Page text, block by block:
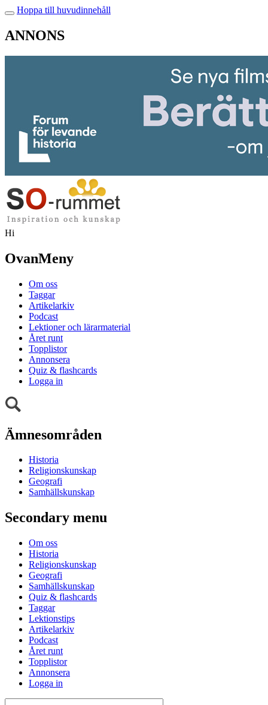
Hoppa till huvudinnehåll
ANNONS
Hi
OvanMeny
Om oss
Taggar
Artikelarkiv
Podcast
Lektioner och lärarmaterial
Året runt
Topplistor
Annonsera
Quiz & flashcards
Logga in
Ämnesområden
Historia
Religionskunskap
Geografi
Samhällskunskap
Secondary menu
Om oss
Historia
Religionskunskap
Geografi
Samhällskunskap
Quiz & flashcards
Taggar
Lektionstips
Artikelarkiv
Podcast
Året runt
Topplistor
Annonsera
Logga in